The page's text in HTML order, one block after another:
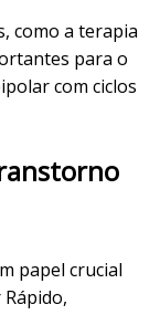
como a terapia
para o
com ciclos
papel crucial